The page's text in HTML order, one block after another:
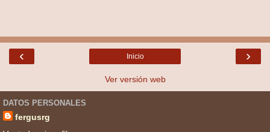
‹ ›
Inicio
Ver versión web
DATOS PERSONALES
fergusrg